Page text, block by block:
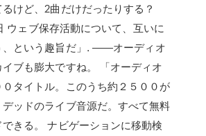
けど、2曲だけだったりする？
ウェブ保存活動について、互いに
、という趣旨だ」. ――オーディオ
ブも膨大ですね。 「オーディオ
タイトル。このうち約２５００が
ッドのライブ音源だ。すべて無料
きる。 ナビゲーションに移動検